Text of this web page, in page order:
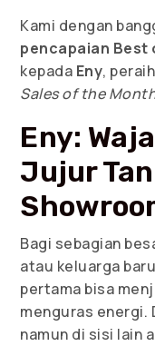
Kami dengan
pencapaian Best
kepada Eny,
Sales of the
Eny:
Jujur
Bagi sebagian
atau keluarga
pertama bisa
menguras energi.
namun di sisi lain